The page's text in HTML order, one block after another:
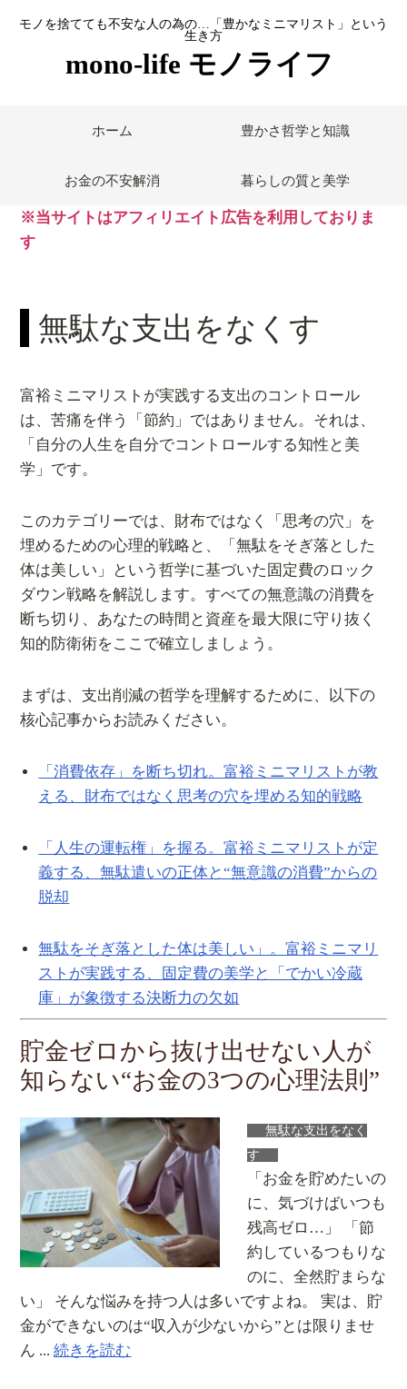
モノを捨てても不安な人の為の…「豊かなミニマリスト」という
生き方
mono-life モノライフ
ホーム 豊かさ哲学と知識
お金の不安解消 暮らしの質と美学
※当サイトはアフィリエイト広告を利用しておりま
す
無駄な支出をなくす
富裕ミニマリストが実践する支出のコントロール
は、苦痛を伴う「節約」ではありません。それは、
「自分の人生を自分でコントロールする知性と美
学」です。
このカテゴリーでは、財布ではなく「思考の穴」を
埋めるための心理的戦略と、「無駄をそぎ落とした
体は美しい」という哲学に基づいた固定費のロック
ダウン戦略を解説します。すべての無意識の消費を
断ち切り、あなたの時間と資産を最大限に守り抜く
知的防衛術をここで確立しましょう。
まずは、支出削減の哲学を理解するために、以下の
核心記事からお読みください。
「消費依存」を断ち切れ。富裕ミニマリストが教
える、財布ではなく思考の穴を埋める知的戦略
「人生の運転権」を握る。富裕ミニマリストが定
義する、無駄遣いの正体と“無意識の消費”からの
脱却
無駄をそぎ落とした体は美しい」。富裕ミニマリ
ストが実践する、固定費の美学と「でかい冷蔵
庫」が象徴する決断力の欠如
貯金ゼロから抜け出せない人が
知らない“お金の3つの心理法則”
無駄な支出をなく
す
「お金を貯めたいの
に、気づけばいつも
残高ゼロ…」 「節
約しているつもりな
のに、全然貯まらな
い」 そんな悩みを持つ人は多いですよね。 実は、貯
金ができないのは“収入が少ないから”とは限りませ
ん ...続きを読む